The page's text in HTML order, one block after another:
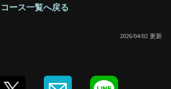
コース一覧へ戻る
2026/04/02 更新